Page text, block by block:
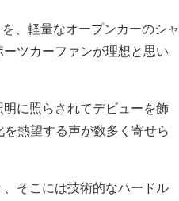
、軽量なオープンカーのシャ
ツカーファンが理想と思い
に照らされてデビューを飾
熱望する声が数多く寄せら
そこには技術的なハードル